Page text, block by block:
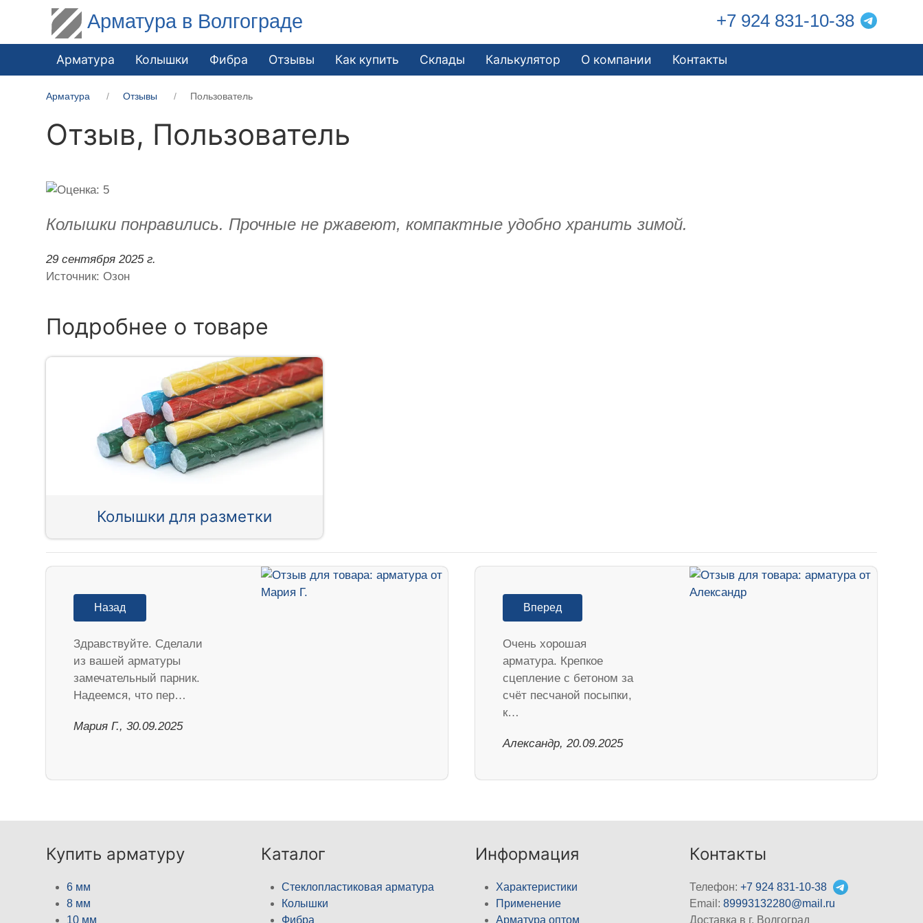
Арматура в Волгограде +7 924 831-10-38
Арматура Колышки Фибра Отзывы Как купить Склады Калькулятор О компании Контакты
Арматура Отзывы Пользователь
Отзыв, Пользователь
Колышки понравились. Прочные не ржавеют, компактные удобно хранить зимой.
29 сентября 2025 г.
Источник: Озон
Подробнее о товаре
Колышки для разметки
Назад
Здравствуйте. Сделали
из вашей арматуры
замечательный парник.
Надеемся, что пер…
Мария Г., 30.09.2025
Вперед
Очень хорошая
арматура. Крепкое
сцепление с бетоном за
счёт песчаной посыпки,
к…
Александр, 20.09.2025
Купить арматуру
6 мм
8 мм
10 мм
Каталог
Стеклопластиковая арматура
Колышки
Фибра
Информация
Характеристики
Применение
Арматура оптом
Контакты
Телефон:+7 924 831-10-38
Email:89993132280@mail.ru
Доставка в г. Волгоград